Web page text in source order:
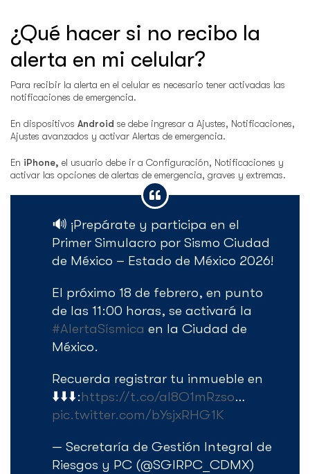
¿Qué hacer si no recibo la
alerta en mi celular?
Para recibir la alerta en el celular es necesario tener activadas las
notificaciones de emergencia.
En dispositivos Android se debe ingresar a Ajustes, Notificaciones,
Ajustes avanzados y activar Alertas de emergencia.
En iPhone, el usuario debe ir a Configuración, Notificaciones y
activar las opciones de alertas de emergencia, graves y extremas.
🔊 ¡Prepárate y participa en el
Primer Simulacro por Sismo Ciudad
de México – Estado de México 2026!
El próximo 18 de febrero, en punto
de las 11:00 horas, se activará la
#AlertaSísmica en la Ciudad de
México.
Recuerda registrar tu inmueble en
⬇️⬇️⬇️:https://t.co/aI8O1mRzso…
pic.twitter.com/bYsjxRHG1K
— Secretaría de Gestión Integral de
Riesgos y PC (@SGIRPC_CDMX)